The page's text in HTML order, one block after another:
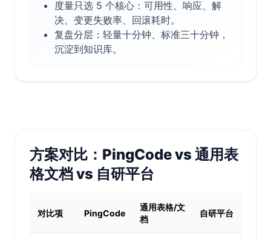
度量只选 5 个核心：可用性、响应、解
决、变更失败率、回滚耗时。
复盘分层：轻量十分钟、标准三十分钟，
沉淀到知识库。
方案对比：PingCode vs 通用表
格文档 vs 自研平台
对比项 PingCode
通用表格/文
档
自研平台